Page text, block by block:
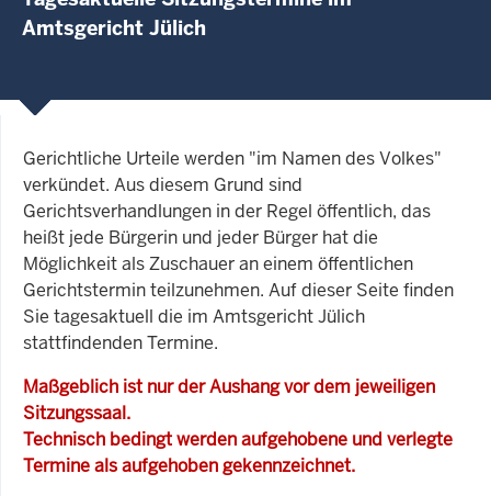
Amtsgericht Jülich
Gerichtliche Urteile werden "im Namen des Volkes"
verkündet. Aus diesem Grund sind
Gerichtsverhandlungen in der Regel öffentlich, das
heißt jede Bürgerin und jeder Bürger hat die
Möglichkeit als Zuschauer an einem öffentlichen
Gerichtstermin teilzunehmen. Auf dieser Seite finden
Sie tagesaktuell die im Amtsgericht Jülich
stattfindenden Termine.
Maßgeblich ist nur der Aushang vor dem jeweiligen
Sitzungssaal.
Technisch bedingt werden aufgehobene und verlegte
Termine als aufgehoben gekennzeichnet.